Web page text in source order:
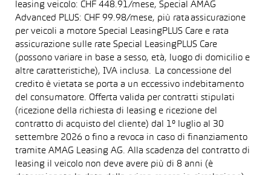
leasing veicolo: CHF 448.91/mese, Special AMAG
Advanced PLUS: CHF 99.98/mese, più rata assicurazione
per veicoli a motore Special LeasingPLUS Care e rata
assicurazione sulle rate Special LeasingPLUS Care
(possono variare in base a sesso, età, luogo di domicilio e
altre caratteristiche), IVA inclusa. La concessione del
credito è vietata se porta a un eccessivo indebitamento
del consumatore. Offerta valida per contratti stipulati
(ricezione della richiesta di leasing e ricezione del
contratto di acquisto del cliente) dal 1° luglio al 30
settembre 2026 o fino a revoca in caso di finanziamento
tramite AMAG Leasing AG. Alla scadenza del contratto di
leasing il veicolo non deve avere più di 8 anni (è